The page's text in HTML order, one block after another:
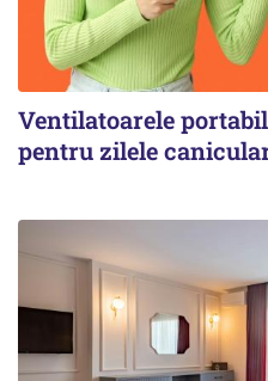
Ventilatoarele
pentru zilele